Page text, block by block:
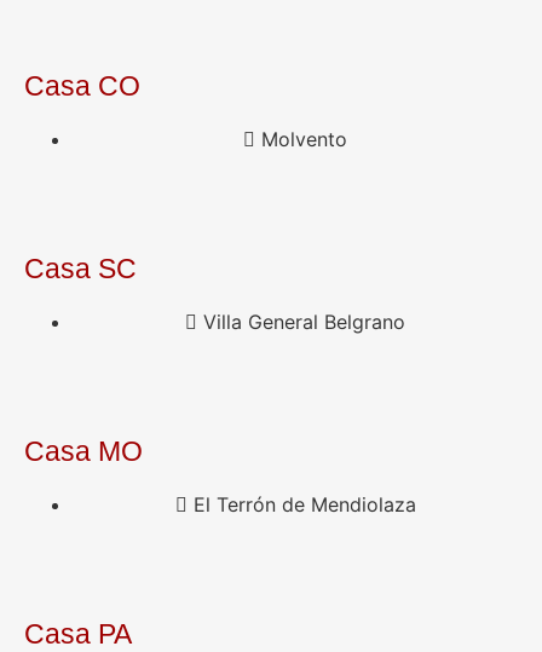
Casa CO
Molvento
Casa SC
Villa General Belgrano
Casa MO
El Terrón de Mendiolaza
Casa PA